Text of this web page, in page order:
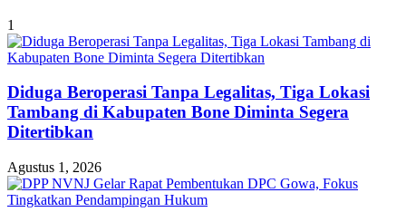
1
Diduga Beroperasi Tanpa Legalitas, Tiga Lokasi
Tambang di Kabupaten Bone Diminta Segera
Ditertibkan
Agustus 1, 2026